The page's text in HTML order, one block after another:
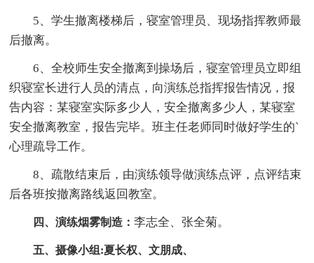
5、学生撤离楼梯后，寝室管理员、现场指挥教师最
后撤离。
6、全校师生安全撤离到操场后，寝室管理员立即组
织寝室长进行人员的清点，向演练总指挥报告情况，报
告内容：某寝室实际多少人，安全撤离多少人，某寝室
安全撤离教室，报告完毕。班主任老师同时做好学生的`
心理疏导工作。
8、疏散结束后，由演练领导做演练点评，点评结束
后各班按撤离路线返回教室。
四、演练烟雾制造：李志全、张全菊。
五、摄像小组:夏长权、文朋成、